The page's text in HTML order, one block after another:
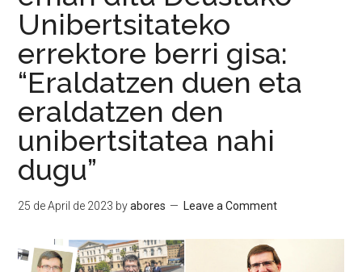
Unibertsitateko
errektore berri gisa:
“Eraldatzen duen eta
eraldatzen den
unibertsitatea nahi
dugu”
25 de April de 2023 byabores Leave a Comment